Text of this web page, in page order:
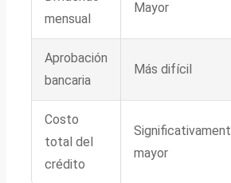
mensual
Mayor
Aprobación
bancaria
Más difícil
Costo
total del
crédito
mayor